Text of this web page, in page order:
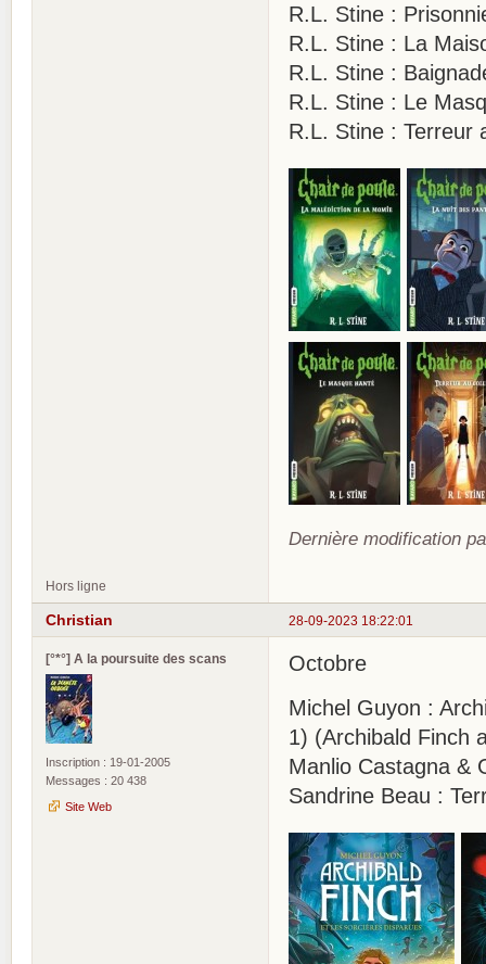
R.L. Stine :
R.L. Stine : La
R.L. Stine :
R.L. Stine : Le
R.L. Stine :
Dernière modification
Hors ligne
28-09-2023 18:22:01
Christian
[°*°] A la poursuite des scans
Inscription : 19-01-2005
Messages : 20 438
Site Web
Octobre
Michel Guyon :
1) (Archibald Finch
Manlio Castagna &
Sandrine Beau :